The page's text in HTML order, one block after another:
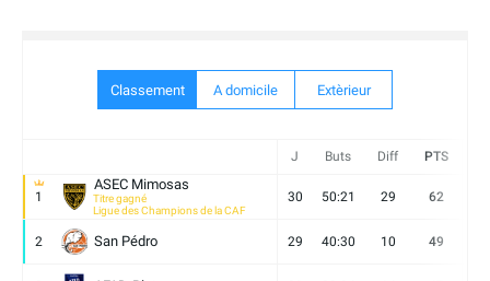
Classement A domicile Extèrieur
J Buts Diff PTS
1
ASEC Mimosas
Titre gagné
Ligue des Champions de la CAF
30 50:21 29 62
2 San Pédro 29 40:30 10 49